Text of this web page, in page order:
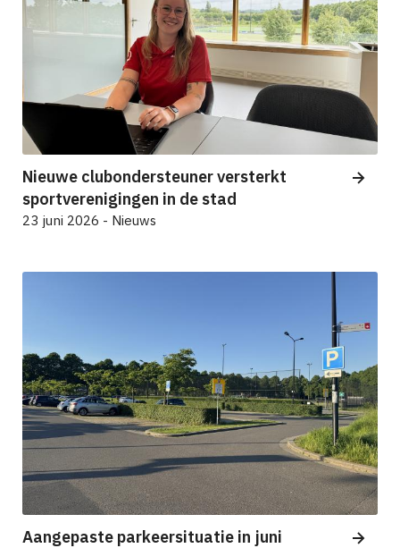
Nieuwe clubondersteuner versterkt
sportverenigingen in de stad
23 juni 2026 - Nieuws
Aangepaste parkeersituatie in juni